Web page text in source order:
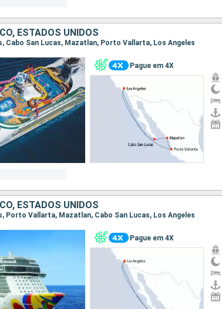
ESTADOS UNIDOS
Cabo San Lucas, Mazatlan, Porto Vallarta, Los Angeles
Pague em 4X
ESTADOS UNIDOS
Porto Vallarta, Mazatlan, Cabo San Lucas, Los Angeles
Pague em 4X